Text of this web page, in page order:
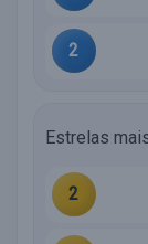
2
Estrelas
2